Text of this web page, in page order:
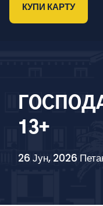
КУПИ КАРТУ
13+
26 Јун, 2026